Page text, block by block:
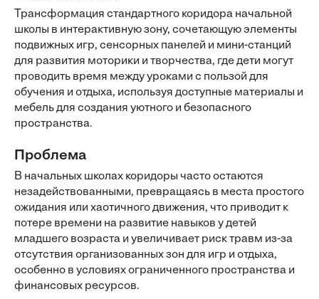
Трансформация стандартного коридора начальной
школы в интерактивную зону, сочетающую элементы
подвижных игр, сенсорных панелей и мини-станций
для развития моторики и творчества, где дети могут
проводить время между уроками с пользой для
обучения и отдыха, используя доступные материалы и
мебель для создания уютного и безопасного
пространства.
Проблема
В начальных школах коридоры часто остаются
незадействованными, превращаясь в места простого
ожидания или хаотичного движения, что приводит к
потере времени на развитие навыков у детей
младшего возраста и увеличивает риск травм из-за
отсутствия организованных зон для игр и отдыха,
особенно в условиях ограниченного пространства и
финансовых ресурсов.